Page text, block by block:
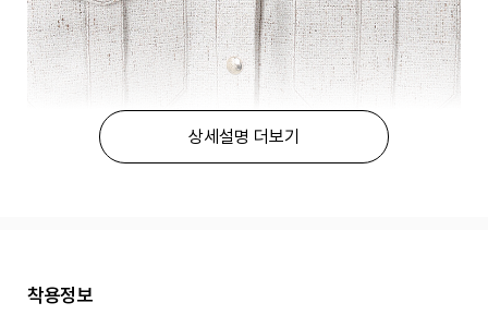
상세설명 더보기
착용정보